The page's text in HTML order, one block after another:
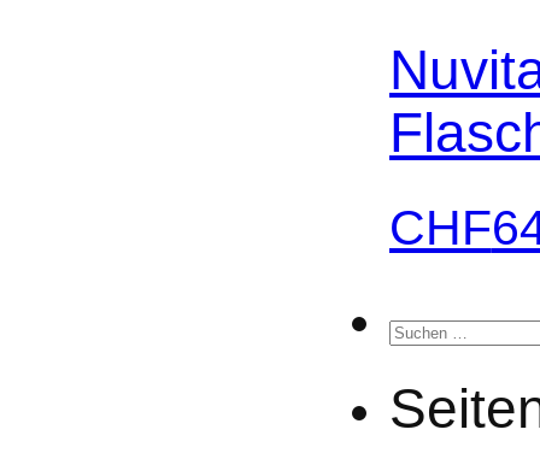
CHF
Suchen